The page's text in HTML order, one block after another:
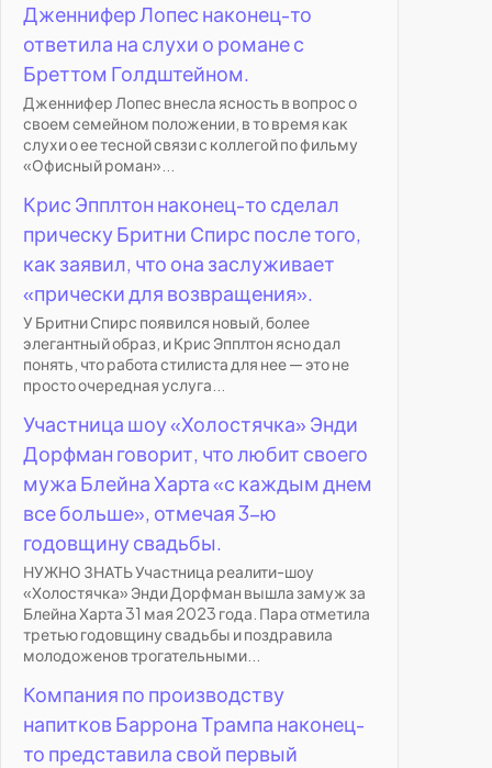
Дженнифер Лопес наконец-то
ответила на слухи о романе с
Бреттом Голдштейном.
Дженнифер Лопес внесла ясность в вопрос о
своем семейном положении, в то время как
слухи о ее тесной связи с коллегой по фильму
«Офисный роман»...
Крис Эпплтон наконец-то сделал
прическу Бритни Спирс после того,
как заявил, что она заслуживает
«прически для возвращения».
У Бритни Спирс появился новый, более
элегантный образ, и Крис Эпплтон ясно дал
понять, что работа стилиста для нее — это не
просто очередная услуга...
Участница шоу «Холостячка» Энди
Дорфман говорит, что любит своего
мужа Блейна Харта «с каждым днем
все больше», отмечая 3-ю
годовщину свадьбы.
НУЖНО ЗНАТЬ Участница реалити-шоу
«Холостячка» Энди Дорфман вышла замуж за
Блейна Харта 31 мая 2023 года. Пара отметила
третью годовщину свадьбы и поздравила
молодоженов трогательными...
Компания по производству
напитков Баррона Трампа наконец-
то представила свой первый